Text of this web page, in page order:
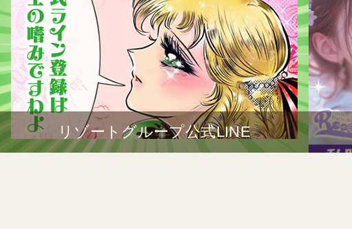
リゾートグループ公式LINE